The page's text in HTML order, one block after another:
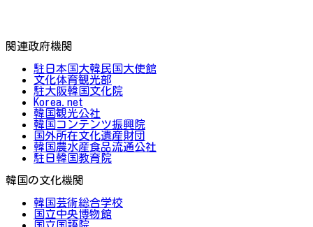
関連政府機関
駐日本国大韓民国大使館
文化体育観光部
駐大阪韓国文化院
Korea.net
韓国観光公社
韓国コンテンツ振興院
国外所在文化遺産財団
韓国農水産食品流通公社
駐日韓国教育院
韓国の文化機関
韓国芸術総合学校
国立中央博物館